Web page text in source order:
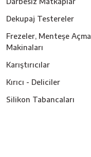
Dekupaj Testereler
Frezeler, Menteşe Açma
Makinaları
Karıştırıcılar
Kırıcı - Deliciler
Silikon Tabancaları